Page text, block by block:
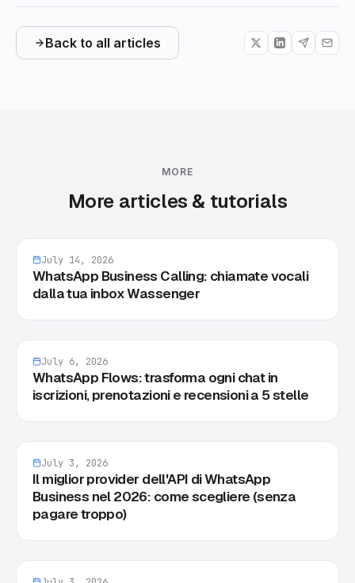
Back to all articles
MORE
More articles & tutorials
July 14, 2026
WhatsApp Business Calling: chiamate vocali
dalla tua inbox Wassenger
July 6, 2026
WhatsApp Flows: trasforma ogni chat in
iscrizioni, prenotazioni e recensioni a 5 stelle
July 3, 2026
Il miglior provider dell'API di WhatsApp
Business nel 2026: come scegliere (senza
pagare troppo)